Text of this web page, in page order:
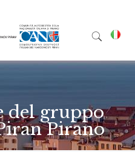
del gruppo
Pirano